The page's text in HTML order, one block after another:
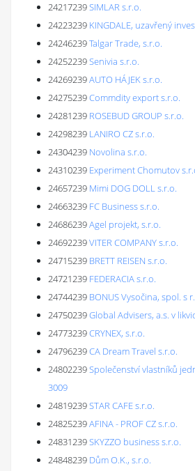
24217239SIMLAR s.r.o.
24223239 KINGDALE, uzavřený
24246239Talgar Trade, s.r.o.
24252239Senivia s.r.o.
24269239AUTO HÁJEK s.r.o.
24275239Commdity export s.r.o.
24281239 ROSEBUD GROUP s.r.o.
24298239 LANIRO CZ s.r.o.
24304239 Novolina s.r.o.
24310239 Experiment Chomutov
24657239 Mimi DOG DOLL s.r.o.
24663239 FC Business s.r.o.
24686239Agel projekt, s.r.o.
24692239VITER COMPANY s.r.o.
24715239 BRETT REISEN s.r.o.
24721239 FEDERACIA s.r.o.
24744239 BONUS Vysočina, spol. s
24750239Global Advisers, a.s. v
24773239CRYNEX, s.r.o.
24796239CA Dream Travel s.r.o.
24802239Společenství vlastníků
3009
24819239STAR CAFE s.r.o.
24825239AFINA - PROF CZ s.r.o.
24831239SKYZZO business s.r.o.
24848239 Dům O.K., s.r.o.